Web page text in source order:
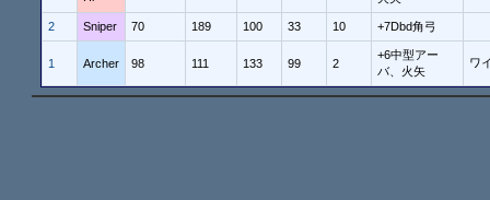
2 Sniper 70 189 100 33 10 +7Dbd角弓
1 Archer 98 111 133 99 2
+6中型アー
バ、火矢
ワ